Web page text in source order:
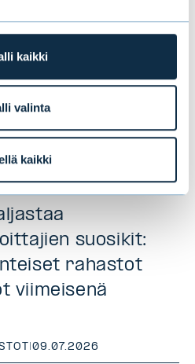
kaikki
valinta
kaikki
suosikit:
rahastot
viimeisenä
|09.07.2026